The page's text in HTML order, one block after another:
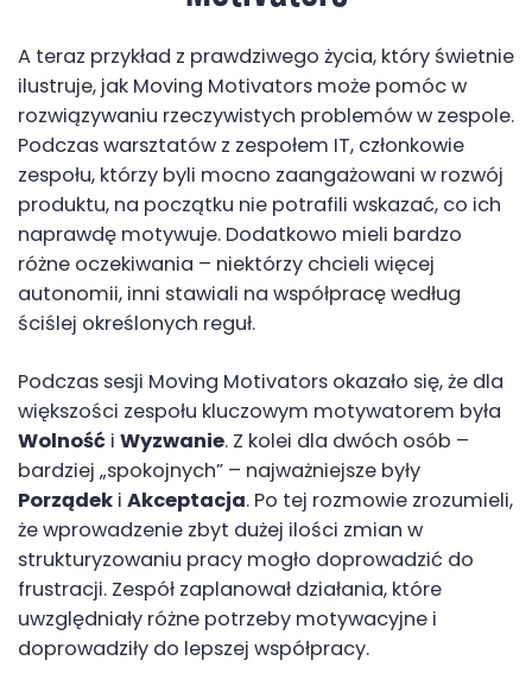
A teraz przykład z prawdziwego życia, który świetnie
ilustruje, jak Moving Motivators może pomóc w
rozwiązywaniu rzeczywistych problemów w zespole.
Podczas warsztatów z zespołem IT, członkowie
zespołu, którzy byli mocno zaangażowani w rozwój
produktu, na początku nie potrafili wskazać, co ich
naprawdę motywuje. Dodatkowo mieli bardzo
różne oczekiwania – niektórzy chcieli więcej
autonomii, inni stawiali na współpracę według
ściślej określonych reguł.
Podczas sesji Moving Motivators okazało się, że dla
większości zespołu kluczowym motywatorem była
Wolność i Wyzwanie. Z kolei dla dwóch osób –
bardziej „spokojnych” – najważniejsze były
Porządek i Akceptacja. Po tej rozmowie zrozumieli,
że wprowadzenie zbyt dużej ilości zmian w
strukturyzowaniu pracy mogło doprowadzić do
frustracji. Zespół zaplanował działania, które
uwzględniały różne potrzeby motywacyjne i
doprowadziły do lepszej współpracy.